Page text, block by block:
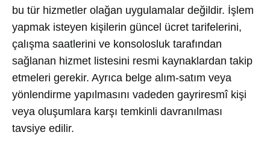
bu tür hizmetler olağan uygulamalar değildir. İşlem
yapmak isteyen kişilerin güncel ücret tarifelerini,
çalışma saatlerini ve konsolosluk tarafından
sağlanan hizmet listesini resmi kaynaklardan takip
etmeleri gerekir. Ayrıca belge alım-satım veya
yönlendirme yapılmasını vadeden gayriresmî kişi
veya oluşumlara karşı temkinli davranılması
tavsiye edilir.